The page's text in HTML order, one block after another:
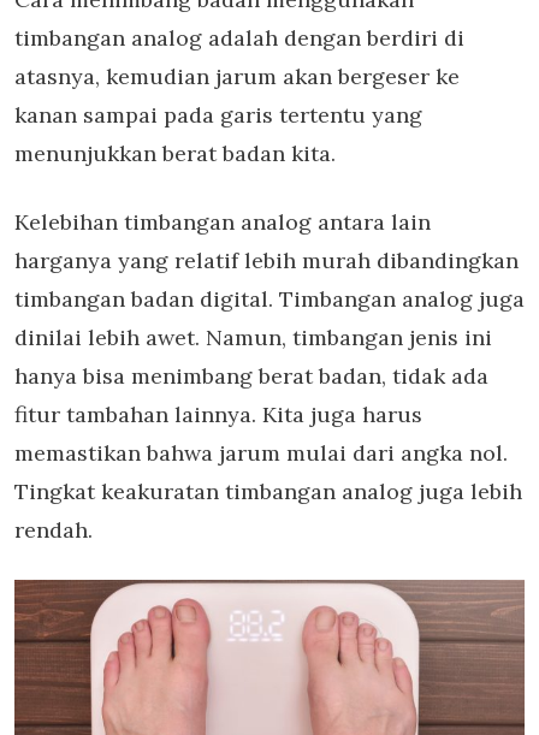
timbangan analog adalah dengan berdiri di
atasnya, kemudian jarum akan bergeser ke
kanan sampai pada garis tertentu yang
menunjukkan berat badan kita.
Kelebihan timbangan analog antara lain
harganya yang relatif lebih murah dibandingkan
timbangan badan digital. Timbangan analog juga
dinilai lebih awet. Namun, timbangan jenis ini
hanya bisa menimbang berat badan, tidak ada
fitur tambahan lainnya. Kita juga harus
memastikan bahwa jarum mulai dari angka nol.
Tingkat keakuratan timbangan analog juga lebih
rendah.